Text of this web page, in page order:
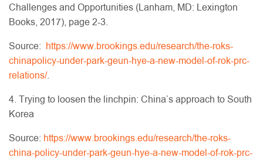
Challenges and Opportunities (Lanham, MD: Lexington
Books, 2017), page 2-3.
Source: https://www.brookings.edu/research/the-roks-
chinapolicy-under-park-geun-hye-a-new-model-of-rok-prc-
relations/.
4. Trying to loosen the linchpin: China’s approach to South
Korea
Source: https://www.brookings.edu/research/the-roks-
china-policy-under-park-geun-hye-a-new-model-of-rok-prc-